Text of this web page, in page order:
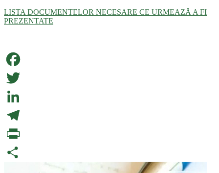
LISTA DOCUMENTELOR NECESARE CE URMEAZĂ A FI
PREZENTATE
Facebook
Twitter
LinkedIn
Telegram
PrintFriendly